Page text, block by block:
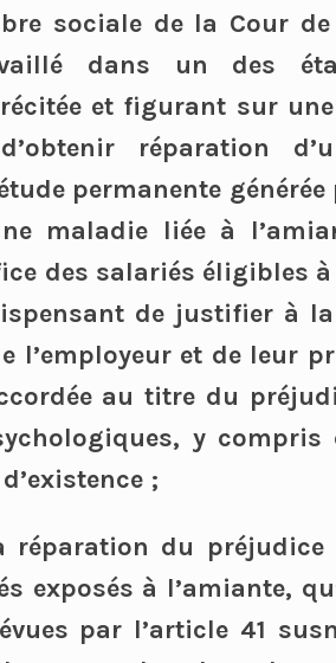
sociale de la Cour
dans un des
et figurant sur
réparation
permanente
maladie liée à
des salariés éligibles à
de justifier à
l’employeur et de leur
au titre du
y compris
;
du préjudice
exposés à l’amiante,
par l’article 41